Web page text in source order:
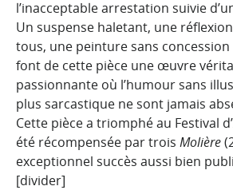
l’inacceptable arrestation suivie
Un suspense haletant, une
tous, une peinture sans
font de cette pièce une œuvre
passionnante où l’humour sans
plus sarcastique ne sont jamais
Cette pièce a triomphé au Festival
été récompensée par trois Molière
exceptionnel succès aussi bien
[divider]